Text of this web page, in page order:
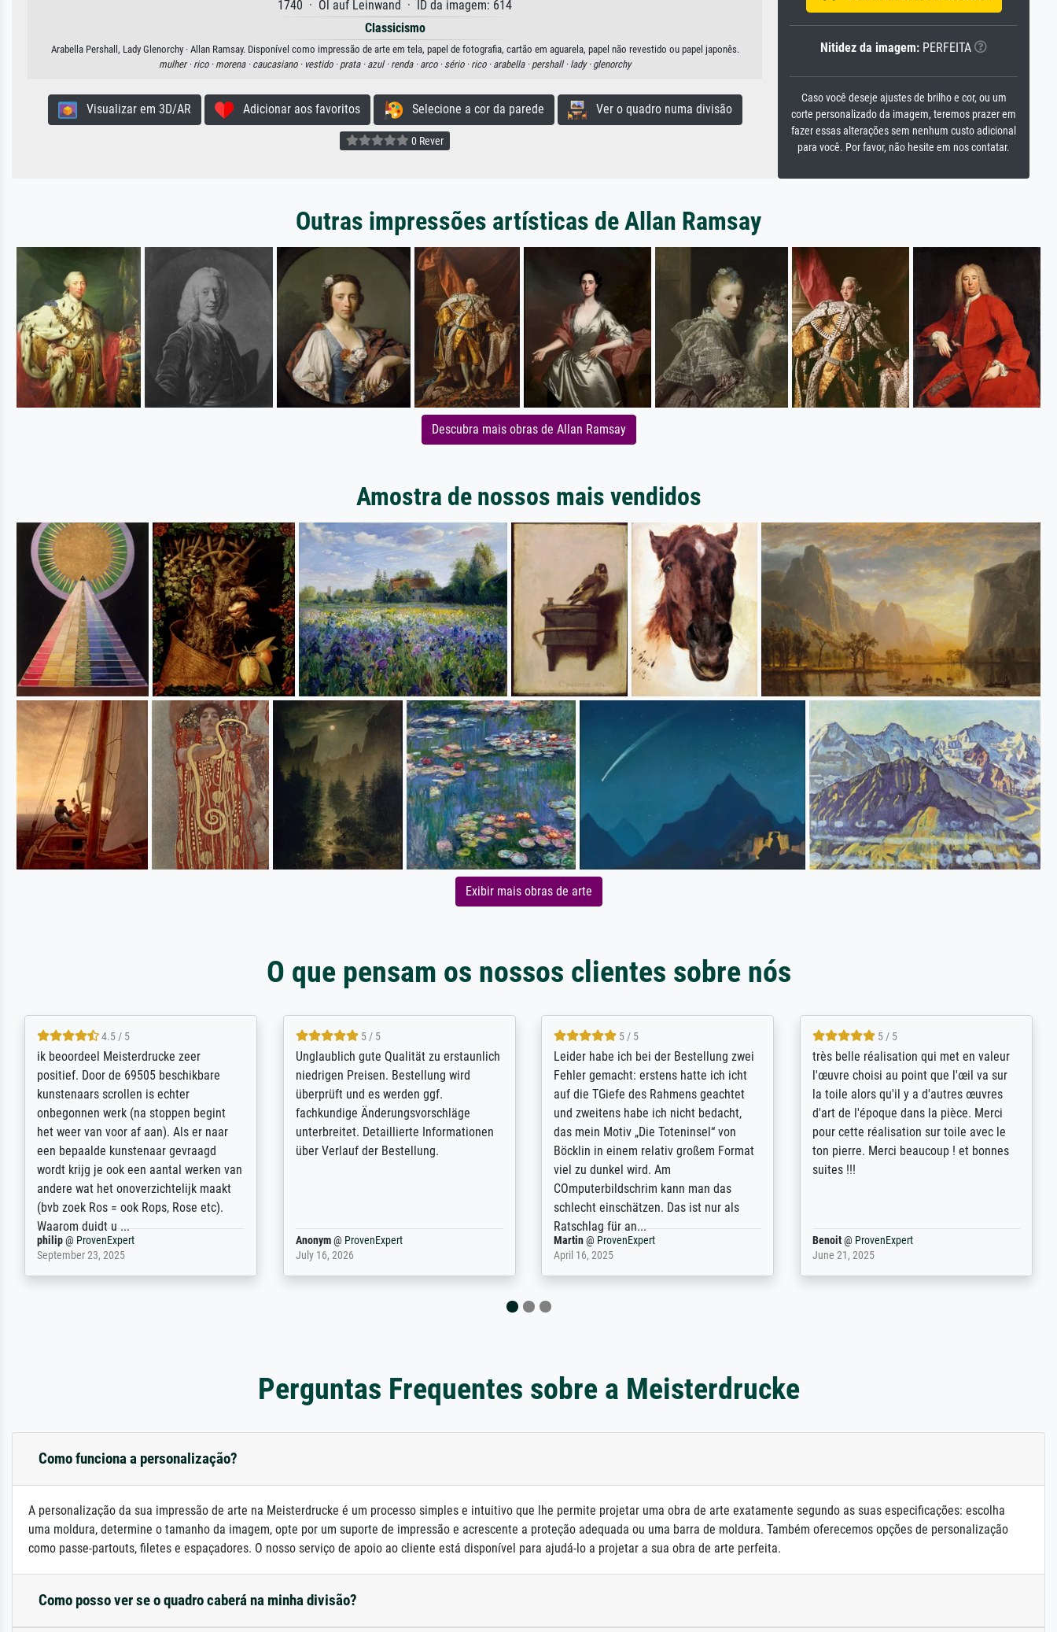
1740 · Öl auf Leinwand · ID da imagem: 614
Classicismo
Arabella Pershall, Lady Glenorchy · Allan Ramsay. Disponível como impressão de arte em tela, papel de fotografia, cartão em aguarela, papel não revestido ou papel japonês.
mulher · rico · morena · caucasiano · vestido · prata · azul · renda · arco · sério · rico · arabella · pershall · lady · glenorchy
Visualizar em 3D/AR Adicionar aos favoritos Selecione a cor da parede Ver o quadro numa divisão
0 Rever
Nitidez da imagem: PERFEITA
Caso você deseje ajustes de brilho e cor, ou um
corte personalizado da imagem, teremos prazer em
fazer essas alterações sem nenhum custo adicional
para você. Por favor, não hesite em nos contatar.
Outras impressões artísticas de Allan Ramsay
Descubra mais obras de Allan Ramsay
Amostra de nossos mais vendidos
Exibir mais obras de arte
O que pensam os nossos clientes sobre nós
5 / 5
Die Zufriedenheit ist auch nicht dadurch
getrübt, dass das Bild entgegen einer
angegebenen Lieferanschrift (sollte
eine Überraschung für die normannische
Ehefrau sein zum Hochzeits- gleichzeitig
auch Geburtstag sein) doch nach zu
Hause zugestellt wurde.
Jürgen@ProvenExpert
April 22, 2026
5 / 5
Excellent / Highly recommended. The
selection, ordering and payment process
were easy, shipping was efficient and
the item itself exceeds expectations. I
am based in the UK and found the site
searching for a specific print - I am very
SJL@ProvenExpert
December 2, 2025
5 / 5
The team at Meisterdrucke strives to
meet its clients demands, and provides
expert advice on how to obtain the best
results for the prints requested by the
client. The company has a vast
repertoire of prints to choose from, and
will provide excellent service also with
regards to prints which are not in that
repertoire. Highly recommended!
Anonym@ProvenExpert
April 22, 2026
5 / 5
eine große Auswahl an Bildern und
deren Reproduktionsmöglichkeiten;
wurde sehr gut durch die einzelnen
Bestellkriterien geführt, verständliche
Erklärungen, z.B. mit Bilddarstellungen,
werde auf jeden Fall meine guten
Erfahrungen weitergeben.
Anonym@ProvenExpert
May 13, 2026
Perguntas Frequentes sobre a Meisterdrucke
Como funciona a personalização?
A personalização da sua impressão de arte na Meisterdrucke é um processo simples e intuitivo que lhe permite projetar uma obra de arte exatamente segundo as suas especificações: escolha
uma moldura, determine o tamanho da imagem, opte por um suporte de impressão e acrescente a proteção adequada ou uma barra de moldura. Também oferecemos opções de personalização
como passe-partouts, filetes e espaçadores. O nosso serviço de apoio ao cliente está disponível para ajudá-lo a projetar a sua obra de arte perfeita.
Como posso ver se o quadro caberá na minha divisão?